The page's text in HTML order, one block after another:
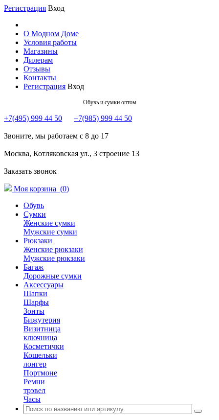
Регистрация Вход
О Модном Доме
Условия работы
Магазины
Дилерам
Отзывы
Контакты
Регистрация Вход
Обувь и сумки оптом
+7(495) 999 44 50 +7(985) 999 44 50
Звоните, мы работаем с 8 до 17
Москва, Котляковская ул., 3 строение 13
Заказать звонок
Моя корзина (0)
Обувь
Сумки
Женские сумки
Мужские сумки
Рюкзаки
Женские рюкзаки
Мужские рюкзаки
Багаж
Дорожные сумки
Аксессуары
Шапки
Шарфы
Зонты
Бижутерия
Визитница
ключница
Косметички
Кошельки
лонгер
Портмоне
Ремни
трэвел
Часы